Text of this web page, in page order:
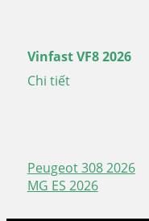
Vinfast VF8 2026
Chi tiết
Điều
hướng
Peugeot 308 2026
MG ES 2026